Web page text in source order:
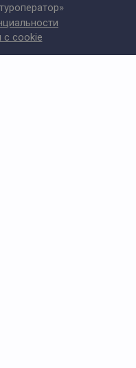
с cookie